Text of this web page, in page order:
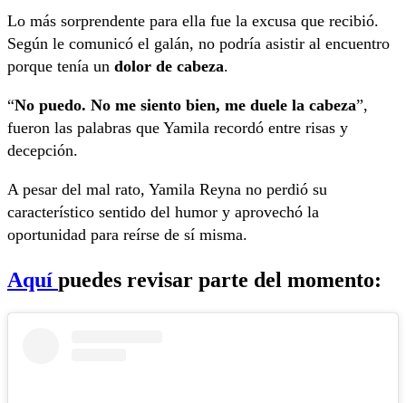
Lo más sorprendente para ella fue la excusa que recibió.
Según le comunicó el galán, no podría asistir al encuentro
porque tenía un dolor de cabeza.
“No puedo. No me siento bien, me duele la cabeza”,
fueron las palabras que Yamila recordó entre risas y
decepción.
A pesar del mal rato, Yamila Reyna no perdió su
característico sentido del humor y aprovechó la
oportunidad para reírse de sí misma.
Aquí puedes revisar parte del momento: